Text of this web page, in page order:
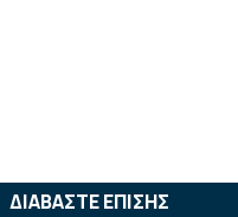
ΔΙΑΒΑΣΤΕ ΕΠΙΣΗΣ